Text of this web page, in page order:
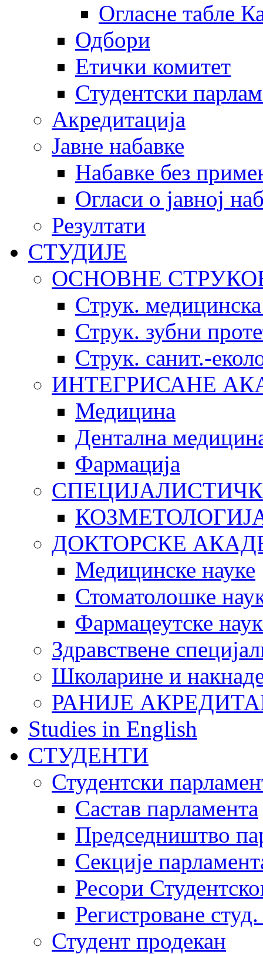
Огласне табле
Одбори
Етички комитет
Студентски
Акредитација
Јавне набавке
Набавке без
Огласи о јавној
Резултати
СТУДИЈЕ
ОСНОВНЕ
Струк. медицинска
Струк. зубни
Струк. санит.-
ИНТЕГРИСАНЕ
Медицина
Дентална
Фармација
ДОКТОРСКЕ
Медицинске науке
Стоматолошке
Фармацеутске
Здравствене
Школарине и
РАНИЈЕ
Studies in English
СТУДЕНТИ
Студентски
Састав парламента
Председништво
Секције
Ресори
Регистроване
Студент продекан